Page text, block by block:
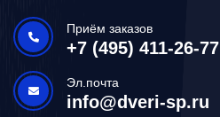
Приём заказов
+7 (495) 411-26-77
Эл.почта
info@dveri-sp.ru